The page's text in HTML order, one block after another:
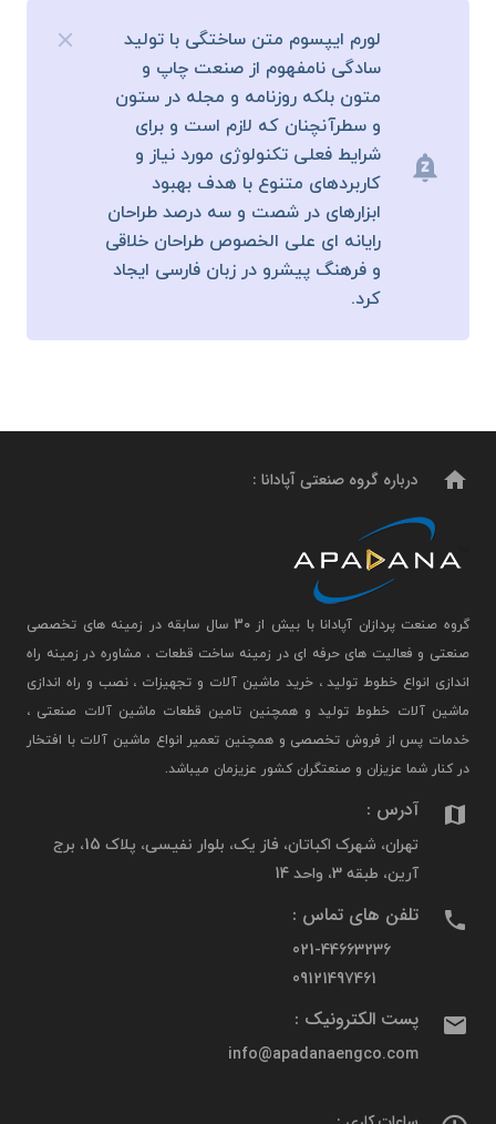
notifications_paused
لورم ایپسوم متن ساختگی با تولید
سادگی نامفهوم از صنعت چاپ و
متون بلکه روزنامه و مجله در ستون
و سطرآنچنان که لازم است و برای
شرایط فعلی تکنولوژی مورد نیاز و
کاربردهای متنوع با هدف بهبود
ابزارهای در شصت و سه درصد طراحان
رایانه ای علی الخصوص طراحان خلاقی
و فرهنگ پیشرو در زبان فارسی ایجاد
کرد.
home درباره گروه صنعتی آپادانا :
گروه صنعت پردازان آپادانا با بیش از 30 سال سابقه در زمینه های تخصصی
صنعتی و فعالیت های حرفه ای در زمینه ساخت قطعات ، مشاوره در زمینه راه
اندازی انواع خطوط تولید ، خرید ماشین آلات و تجهیزات ، نصب و راه اندازی
ماشین آلات خطوط تولید و همچنین تامین قطعات ماشین آلات صنعتی ،
خدمات پس از فروش تخصصی و همچنین تعمیر انواع ماشین آلات با افتخار
در کنار شما عزیزان و صنعتگران کشور عزیزمان میباشد.
map آدرس :
تهران، شهرک اکباتان، فاز یک، بلوار نفیسی، پلاک 15، برج
آرین، طبقه 3، واحد 14
phone تلفن های تماس :
021-44663236
09121497461
mail پست الکترونیک :
info@apadanaengco.com